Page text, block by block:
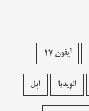
آیفون 17
انویدیا اپل